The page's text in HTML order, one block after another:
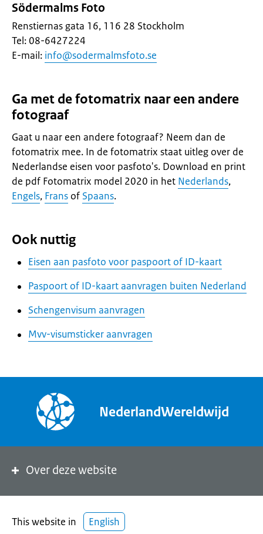
Södermalms Foto
Renstiernas gata 16, 116 28 Stockholm
Tel: 08-6427224
E-mail: info@sodermalmsfoto.se
Ga met de fotomatrix naar een andere
fotograaf
Gaat u naar een andere fotograaf? Neem dan de
fotomatrix mee. In de fotomatrix staat uitleg over de
Nederlandse eisen voor pasfoto's. Download en print
de pdf Fotomatrix model 2020 in het Nederlands,
Engels, Frans of Spaans.
Ook nuttig
Eisen aan pasfoto voor paspoort of ID-kaart
Paspoort of ID-kaart aanvragen buiten Nederland
Schengenvisum aanvragen
Mvv-visumsticker aanvragen
NederlandWereldwijd
Over deze website
This website in English